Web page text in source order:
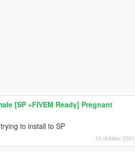
[SP +FIVEM Ready] Pregnant
to install to SP
13 oktober 2021